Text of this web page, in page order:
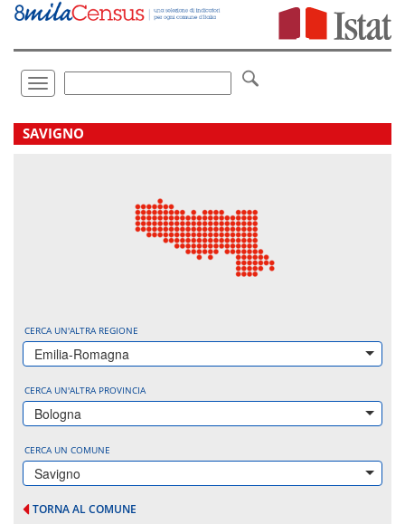
Vai
direttamente
Toggle
navigation
.
SAVIGNO
CERCA UN'ALTRA REGIONE
Emilia-Romagna
CERCA UN'ALTRA PROVINCIA
Bologna
CERCA UN COMUNE
Savigno
TORNA AL COMUNE